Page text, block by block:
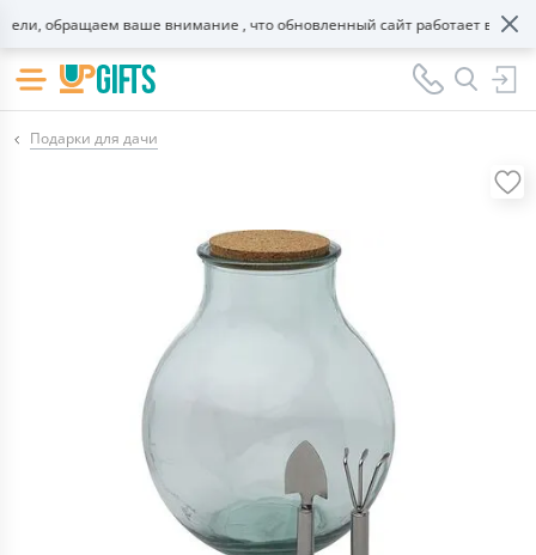
обращаем ваше внимание , что обновленный сайт работает в
Подарки для дачи